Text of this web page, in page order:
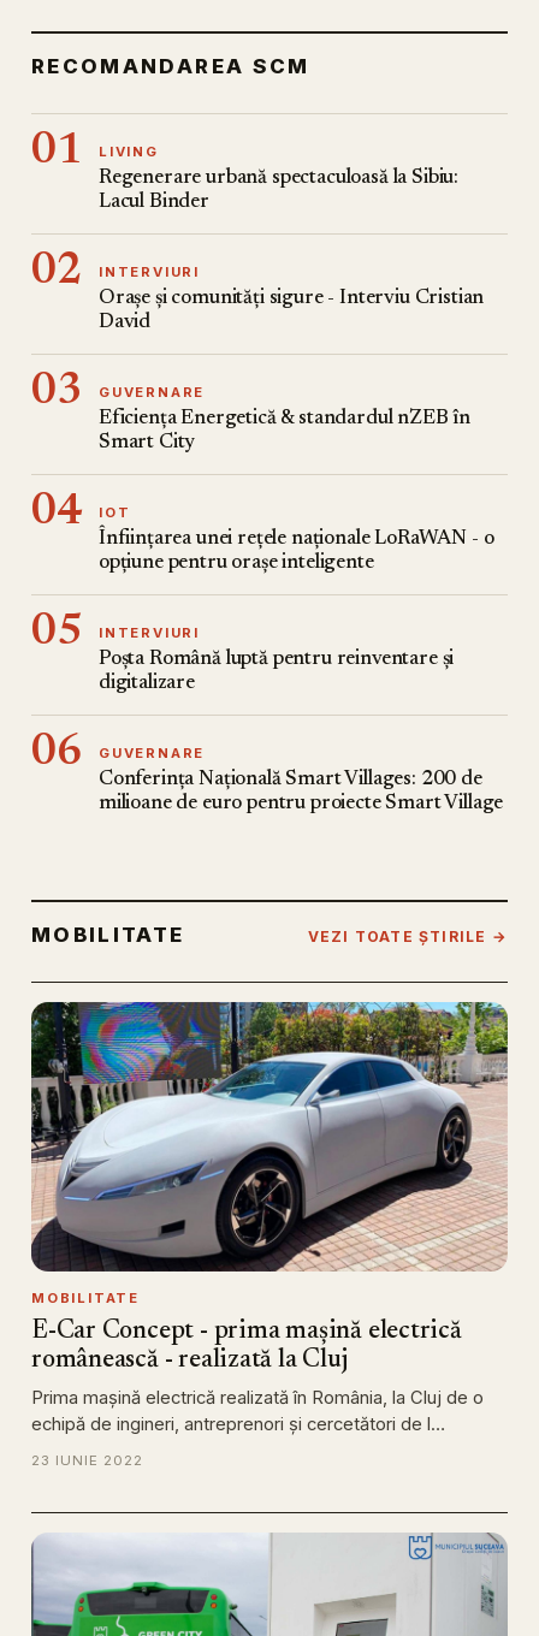
RECOMANDAREA SCM
01 LIVING
Regenerare urbană spectaculoasă la Sibiu:
Lacul Binder
02 INTERVIURI
Orașe și comunități sigure - Interviu Cristian
David
03 GUVERNARE
Eficiența Energetică & standardul nZEB în
Smart City
04 IOT
Înființarea unei rețele naționale LoRaWAN - o
opțiune pentru orașe inteligente
05 INTERVIURI
Poșta Română luptă pentru reinventare și
digitalizare
06 GUVERNARE
Conferința Națională Smart Villages: 200 de
milioane de euro pentru proiecte Smart Village
MOBILITATE VEZI TOATE ȘTIRILE →
MOBILITATE
E-Car Concept - prima mașină electrică
românească - realizată la Cluj
Prima mașină electrică realizată în România, la Cluj de o
echipă de ingineri, antreprenori și cercetători de l…
23 IUNIE 2022